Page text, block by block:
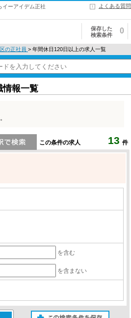
イーアイデム正社
よくある質問
保存した
検索条件
0
の正社員 > 年間休日120日以上の求人一覧
情報一覧
この条件の求人 13 件
を含む
を含まない